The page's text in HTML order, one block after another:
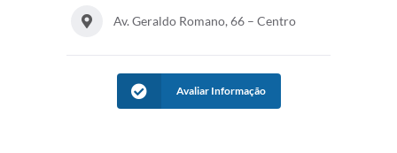
Av. Geraldo Romano, 66 – Centro
Avaliar Informação